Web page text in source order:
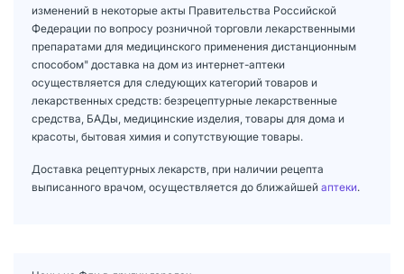
изменений в некоторые акты Правительства Российской
Федерации по вопросу розничной торговли лекарственными
препаратами для медицинского применения дистанционным
способом" доставка на дом из интернет-аптеки
осуществляется для следующих категорий товаров и
лекарственных средств: безрецептурные лекарственные
средства, БАДы, медицинские изделия, товары для дома и
красоты, бытовая химия и сопутствующие товары.
Доставка рецептурных лекарств, при наличии рецепта
выписанного врачом, осуществляется до ближайшей аптеки.